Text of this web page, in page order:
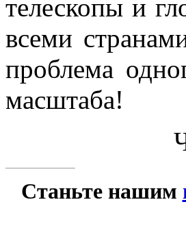
телескопы и
всеми
проблема
масштаба!
Станьте нашим